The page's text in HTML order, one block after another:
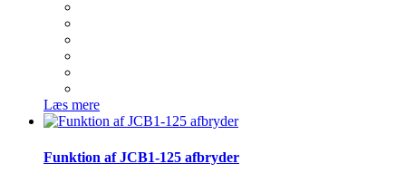
Læs mere
Funktion af JCB1-125 afbryder